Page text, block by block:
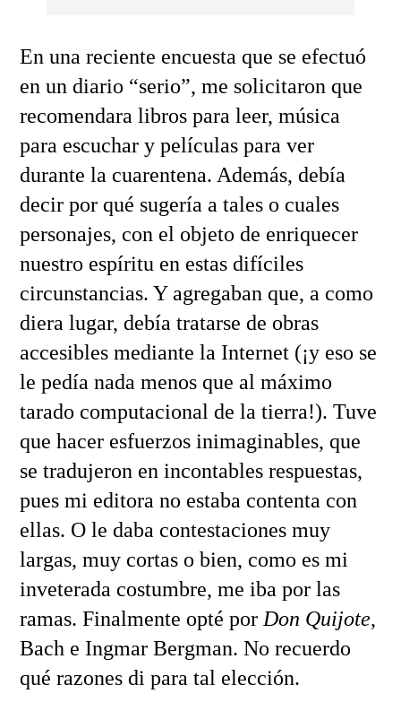
En una reciente encuesta que se efectuó
en un diario “serio”, me solicitaron que
recomendara libros para leer, música
para escuchar y películas para ver
durante la cuarentena. Además, debía
decir por qué sugería a tales o cuales
personajes, con el objeto de enriquecer
nuestro espíritu en estas difíciles
circunstancias. Y agregaban que, a como
diera lugar, debía tratarse de obras
accesibles mediante la Internet (¡y eso se
le pedía nada menos que al máximo
tarado computacional de la tierra!). Tuve
que hacer esfuerzos inimaginables, que
se tradujeron en incontables respuestas,
pues mi editora no estaba contenta con
ellas. O le daba contestaciones muy
largas, muy cortas o bien, como es mi
inveterada costumbre, me iba por las
ramas. Finalmente opté por Don Quijote,
Bach e Ingmar Bergman. No recuerdo
qué razones di para tal elección.